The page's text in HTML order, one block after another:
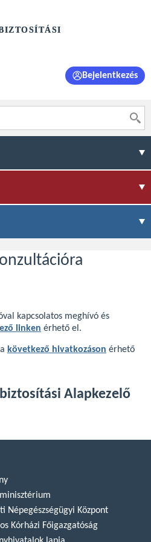
Bejelentkezés
kapcsolatos meghívó és
linken érhető el.
következő hivatkozáson érhető
Alapkezelő
Népegészségügyi Központ
Kórházi Főigazgatóság